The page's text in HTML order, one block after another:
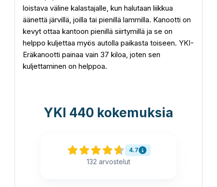
loistava väline kalastajalle, kun halutaan liikkua
äänettä järvillä, joilla tai pienillä lammilla. Kanootti on
kevyt ottaa kantoon pienillä siirtymillä ja se on
helppo kuljettaa myös autolla paikasta toiseen. YKI-
Eräkanootti painaa vain 37 kiloa, joten sen
kuljettaminen on helppoa.
YKI 440 kokemuksia
4.7
132 arvostelut